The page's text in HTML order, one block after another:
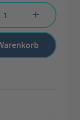
Gib den gewünschten